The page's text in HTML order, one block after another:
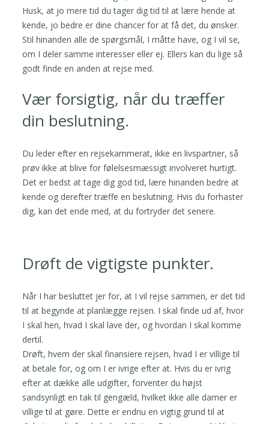
Husk, at jo mere tid du tager dig tid til at lære hende at
kende, jo bedre er dine chancer for at få det, du ønsker.
Stil hinanden alle de spørgsmål, I måtte have, og I vil se,
om I deler samme interesser eller ej. Ellers kan du lige så
godt finde en anden at rejse med.
Vær forsigtig, når du træffer
din beslutning.
Du leder efter en rejsekammerat, ikke en livspartner, så
prøv ikke at blive for følelsesmæssigt involveret hurtigt.
Det er bedst at tage dig god tid, lære hinanden bedre at
kende og derefter træffe en beslutning. Hvis du forhaster
dig, kan det ende med, at du fortryder det senere.
Drøft de vigtigste punkter.
Når I har besluttet jer for, at I vil rejse sammen, er det tid
til at begynde at planlægge rejsen. I skal finde ud af, hvor
I skal hen, hvad I skal lave der, og hvordan I skal komme
dertil.
Drøft, hvem der skal finansiere rejsen, hvad I er villige til
at betale for, og om I er ivrige efter at. Hvis du er ivrig
efter at dække alle udgifter, forventer du højst
sandsynligt en tak til gengæld, hvilket ikke alle damer er
villige til at gøre. Dette er endnu en vigtig grund til at